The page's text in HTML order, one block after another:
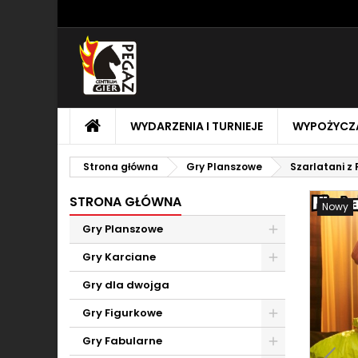
STRONA
GŁÓWNA
WYDARZENIA I TURNIEJE
Strona główna Gry Planszowe Szarlatani z
STRONA GŁÓWNA
Gry Planszowe
Toggle
Gry Karciane
Toggle
Gry dla dwojga
Gry Figurkowe
Toggle
Gry Fabularne
Nowy